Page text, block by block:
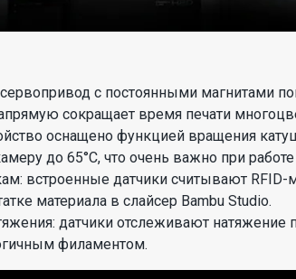
с постоянными магнитами
сокращает время печати
оснащено функцией вращения
до 65°C, что очень важно при
встроенные датчики считывают
материала в слайсер Bambu Studio.
датчики отслеживают натяжение
филаментом.